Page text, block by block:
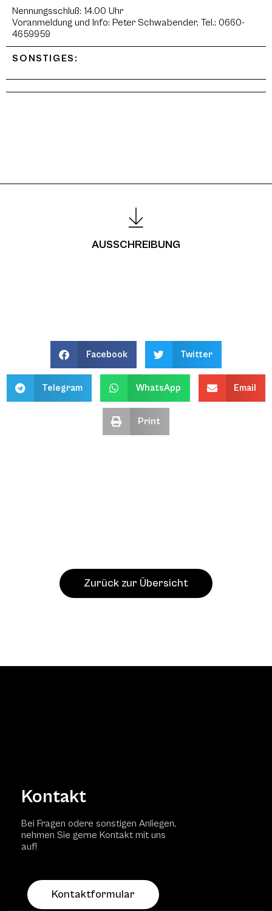
Nennungsschluß: 14.00 Uhr
Voranmeldung und Info: Peter Schwabender, Tel.: 0660-
4659959
SONSTIGES:
AUSSCHREIBUNG
Facebook Twitter
Telegram WhatsApp Email
Print
Zurück zur Übersicht
Kontakt
Bei Fragen odere sonstigen Anliegen,
nehmen Sie gerne Kontakt mit uns
auf!
Kontaktformular